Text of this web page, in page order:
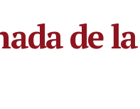
de la